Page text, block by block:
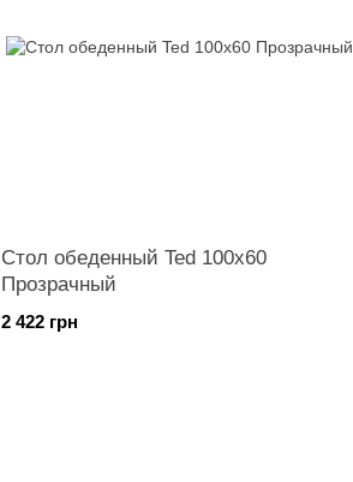
Стол обеденный Ted 100х60
Прозрачный
2 422 грн